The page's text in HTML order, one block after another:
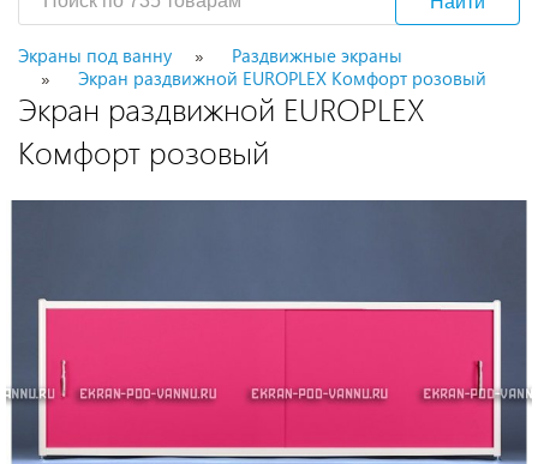
Экраны под ванну
Раздвижные экраны
Экран раздвижной EUROPLEX Комфорт розовый
Экран раздвижной EUROPLEX
Комфорт розовый